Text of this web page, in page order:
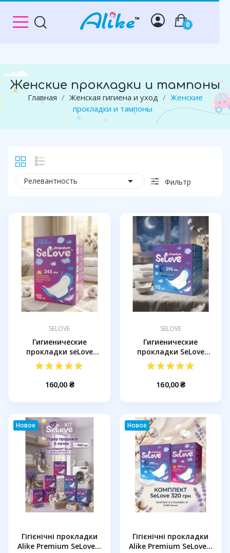
0
Женские прокладки и тампоны
Главная Женская гигиена и уход
Женские
прокладки и тампоны
Релевантность  Фильтр
SELOVE
Гигиенические
прокладки seLove
дневные 245 мм...
160,00 ₴
SELOVE
Гигиенические
прокладки SeLove
ночные 290 мм 10шт
160,00 ₴
Новое
Гігієнічні прокладки
Alike Premium SeLove...
Новое
Гігієнічні прокладки
Alike Premium SeLove...